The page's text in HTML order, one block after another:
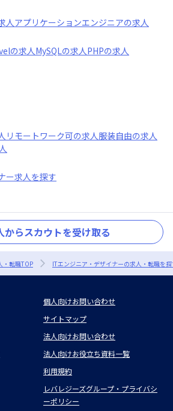
人アプリケーションエンジニアの求人
の求人MySQLの求人PHPの求人
リモートワーク可の求人服装自由の求人
ー求人を探す
からスカウトを受け取る
・転職TOP ITエンジニア・デザイナーの求人・転職を
個人向けお問い合わせ
サイトマップ
法人向けお問い合わせ
法人向けお役立ち資料一覧
利用規約
レバレジーズグループ・プライバシ
ーポリシー